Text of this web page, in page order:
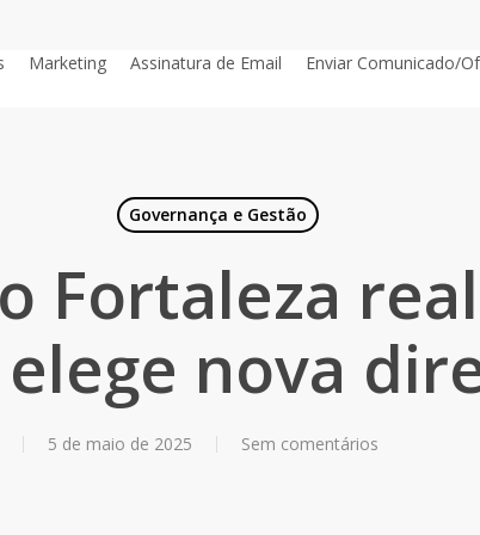
Marketing Assinatura de Email Enviar Comunicado/
Governança e Gestão
Fortaleza
elege nova
5 de maio de 2025 Sem comentários